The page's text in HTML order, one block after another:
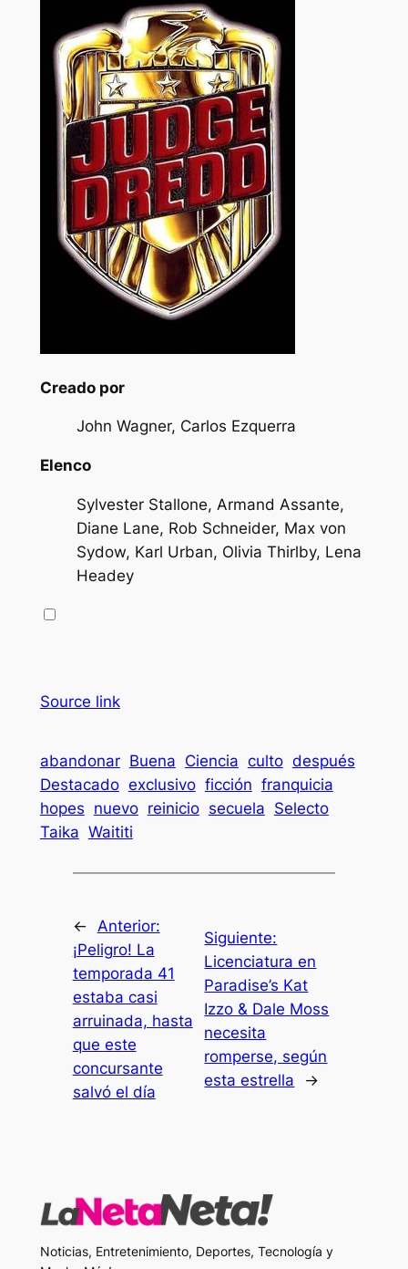
Creado por
John Wagner, Carlos Ezquerra
Elenco
Sylvester Stallone, Armand Assante,
Diane Lane, Rob Schneider, Max von
Sydow, Karl Urban, Olivia Thirlby, Lena
Headey
Source link
abandonar Buena Ciencia culto después
Destacado exclusivo ficción franquicia
hopes nuevo reinicio secuela Selecto
Taika Waititi
← Anterior:
¡Peligro! La
temporada 41
estaba casi
arruinada, hasta
que este
concursante
salvó el día
Siguiente:
Licenciatura en
Paradise’s Kat
Izzo & Dale Moss
necesita
romperse, según
esta estrella
→
Noticias, Entretenimiento, Deportes, Tecnología y